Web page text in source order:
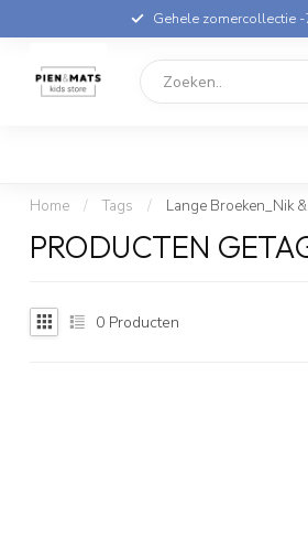
Gehele zomercollectie
Home / Tags / Lange Broeken_Nik
PRODUCTEN
0 Producten